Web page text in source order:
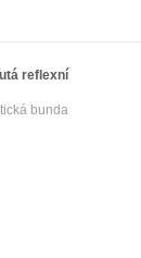
reflexní
bunda